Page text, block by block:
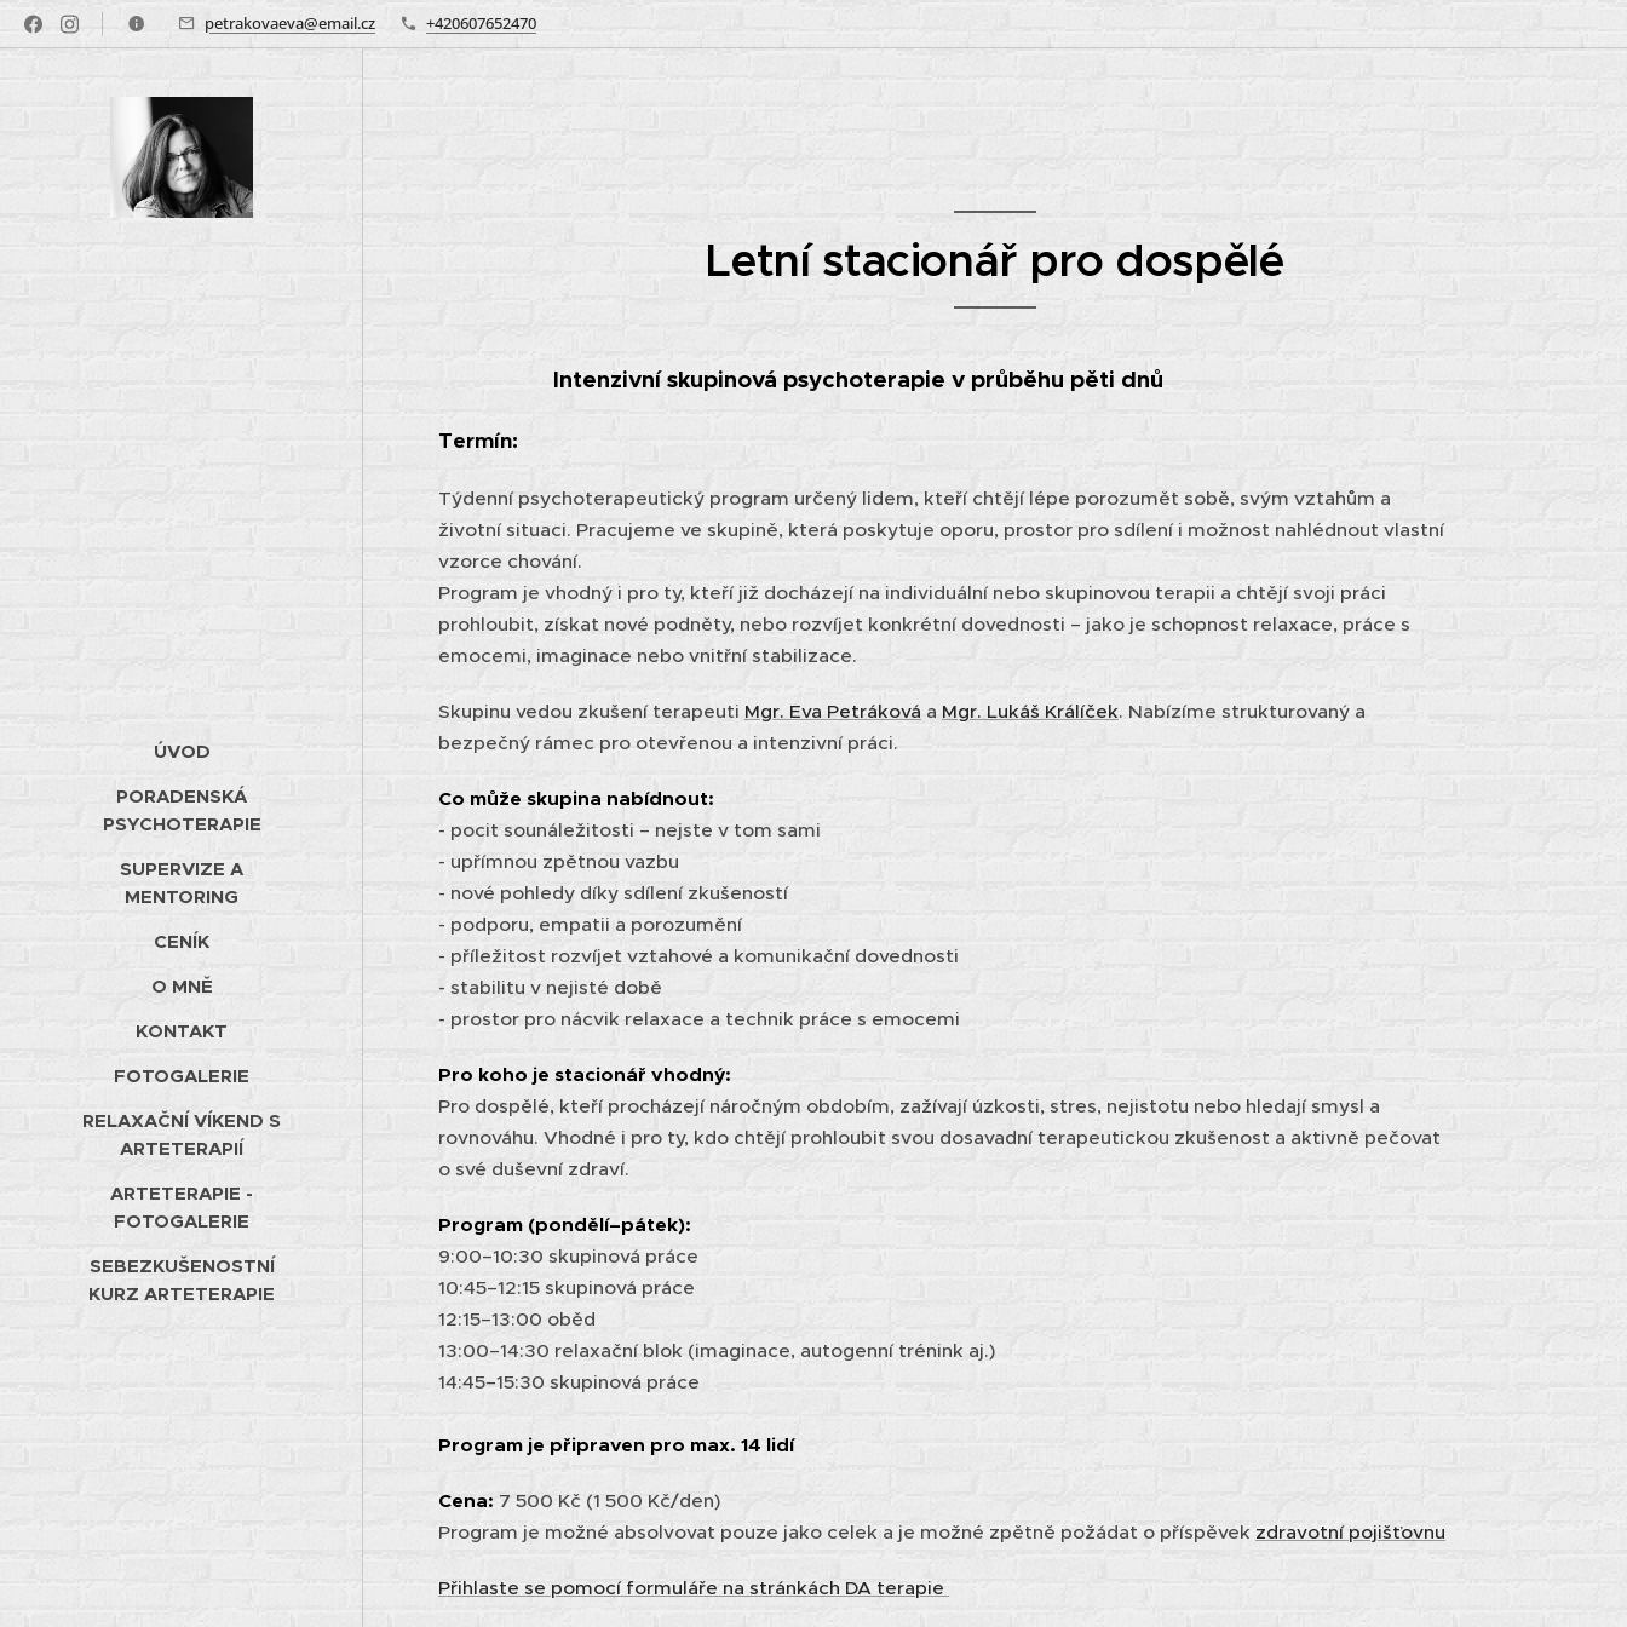
petrakovaeva@email.cz +420607652470
ÚVOD
PORADENSKÁ
PSYCHOTERAPIE
SUPERVIZE A
MENTORING
CENÍK
O MNĚ
KONTAKT
FOTOGALERIE
RELAXAČNÍ VÍKEND S
ARTETERAPIÍ
ARTETERAPIE -
FOTOGALERIE
SEBEZKUŠENOSTNÍ
KURZ ARTETERAPIE
Letní stacionář pro dospělé
Intenzivní skupinová psychoterapie v průběhu pěti dnů
Termín:
Týdenní psychoterapeutický program určený lidem, kteří chtějí lépe porozumět sobě, svým vztahům a
životní situaci. Pracujeme ve skupině, která poskytuje oporu, prostor pro sdílení i možnost nahlédnout vlastní
vzorce chování.
Program je vhodný i pro ty, kteří již docházejí na individuální nebo skupinovou terapii a chtějí svoji práci
prohloubit, získat nové podněty, nebo rozvíjet konkrétní dovednosti – jako je schopnost relaxace, práce s
emocemi, imaginace nebo vnitřní stabilizace.
Skupinu vedou zkušení terapeuti Mgr. Eva Petráková a Mgr. Lukáš Králíček. Nabízíme strukturovaný a
bezpečný rámec pro otevřenou a intenzivní práci.
Co může skupina nabídnout:
- pocit sounáležitosti – nejste v tom sami
- upřímnou zpětnou vazbu
- nové pohledy díky sdílení zkušeností
- podporu, empatii a porozumění
- příležitost rozvíjet vztahové a komunikační dovednosti
- stabilitu v nejisté době
- prostor pro nácvik relaxace a technik práce s emocemi
Pro koho je stacionář vhodný:
Pro dospělé, kteří procházejí náročným obdobím, zažívají úzkosti, stres, nejistotu nebo hledají smysl a
rovnováhu. Vhodné i pro ty, kdo chtějí prohloubit svou dosavadní terapeutickou zkušenost a aktivně pečovat
o své duševní zdraví.
Program (pondělí–pátek):
9:00–10:30 skupinová práce
10:45–12:15 skupinová práce
12:15–13:00 oběd
13:00–14:30 relaxační blok (imaginace, autogenní trénink aj.)
14:45–15:30 skupinová práce
Program je připraven pro max. 14 lidí
Cena: 7 500 Kč (1 500 Kč/den)
Program je možné absolvovat pouze jako celek a je možné zpětně požádat o příspěvek zdravotní pojišťovnu
Přihlaste se pomocí formuláře na stránkách DA terapie